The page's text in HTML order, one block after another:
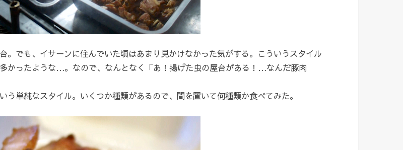
。でも、イサーンに住んでいた頃はあまり見かけなかった気がする。こういうスタイル
かったような…。なので、なんとなく「あ！揚げた虫の屋台がある！…なんだ豚肉
単純なスタイル。いくつか種類があるので、間を置いて何種類か食べてみた。